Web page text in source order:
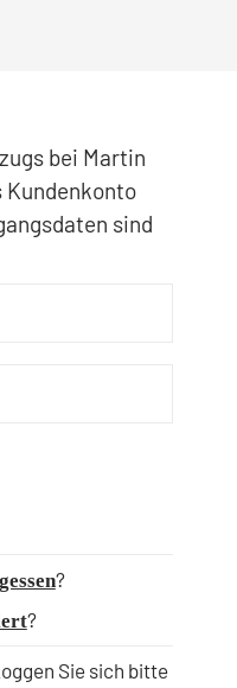
bei Martin
Kundenkonto
sind
?
?
Sie sich bitte